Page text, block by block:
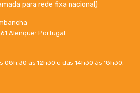
para rede fixa nacional)
Alenquer Portugal
08h:30 às 12h30 e das 14h30 às 18h30.